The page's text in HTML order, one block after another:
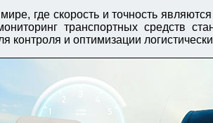
где скорость и точность
транспортных средств
контроля и оптимизации